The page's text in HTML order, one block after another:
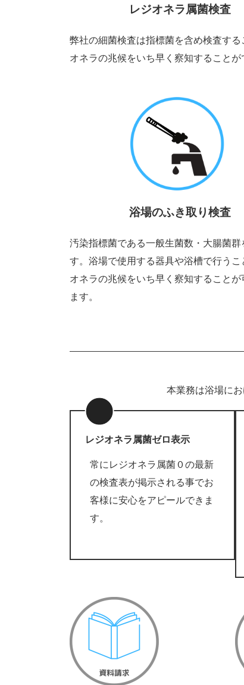
レジオネラ属菌検査
弊社の細菌検査は指標菌を含め検査する
オネラの兆候をいち早く察知することが
浴場のふき取り検査
汚染指標菌である一般生菌数・大腸菌群
す。浴場で使用する器具や浴槽で行うこ
オネラの兆候をいち早く察知することが
ます。
本業務は浴場に
レジオネラ属菌ゼロ表示
常にレジオネラ属菌０の最新
の検査表が掲示される事でお
客様に安心をアピールできま
す。